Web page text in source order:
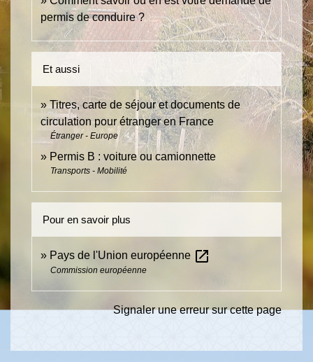
permis de conduire ?
Et aussi
Titres, carte de séjour et documents de
circulation pour étranger en France
Étranger - Europe
Permis B : voiture ou camionnette
Transports - Mobilité
Pour en savoir plus
Pays de l'Union européenne open_in_new
Commission européenne
Signaler une erreur sur cette page